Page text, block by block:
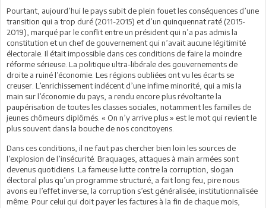
Pourtant, aujourd’hui le pays subit de plein fouet les conséquences d’une
transition qui a trop duré (2011-2015) et d’un quinquennat raté (2015-
2019), marqué par le conflit entre un président qui n’a pas admis la
constitution et un chef de gouvernement qui n’avait aucune légitimité
électorale. Il était impossible dans ces conditions de faire la moindre
réforme sérieuse. La politique ultra-libérale des gouvernements de
droite a ruiné l’économie. Les régions oubliées ont vu les écarts se
creuser. L’enrichissement indécent d’une infime minorité, qui a mis la
main sur l’économie du pays, a rendu encore plus révoltante la
paupérisation de toutes les classes sociales, notamment les familles de
jeunes chômeurs diplômés. « On n’y arrive plus » est le mot qui revient le
plus souvent dans la bouche de nos concitoyens.
Dans ces conditions, il ne faut pas chercher bien loin les sources de
l’explosion de l’insécurité. Braquages, attaques à main armées sont
devenus quotidiens. La fameuse lutte contre la corruption, slogan
électoral plus qu’un programme structuré, a fait long feu, pire nous
avons eu l’effet inverse, la corruption s’est généralisée, institutionnalisée
même. Pour celui qui doit payer les factures à la fin de chaque mois,